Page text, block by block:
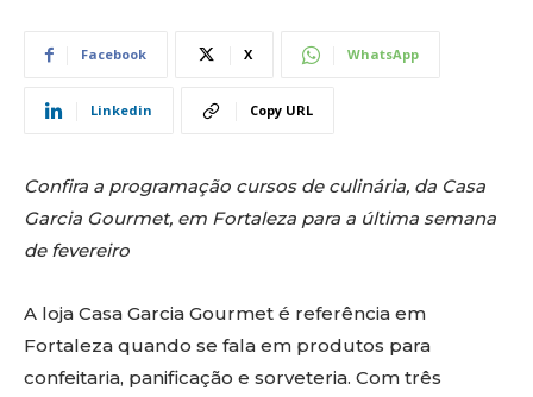
Facebook X WhatsApp
Linkedin Copy URL
Confira a programação cursos de culinária, da Casa
Garcia Gourmet, em Fortaleza para a última semana
de fevereiro
A loja Casa Garcia Gourmet é referência em
Fortaleza quando se fala em produtos para
confeitaria, panificação e sorveteria. Com três